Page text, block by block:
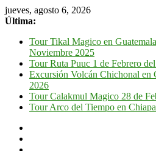
jueves, agosto 6, 2026
Última:
Tour Tikal Magico en
Noviembre 2025
Tour Ruta Puuc 1 de Febrero
Excursión Volcán Chichonal en
2026
Tour Calakmul Magico 28 de
Tour Arco del Tiempo en